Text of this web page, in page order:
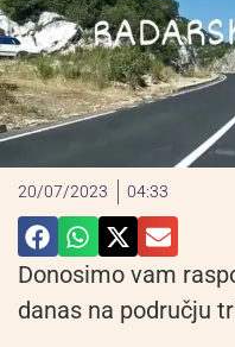
20/07/2023 04:33
Donosimo vam
danas na području